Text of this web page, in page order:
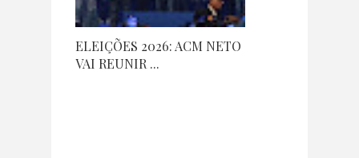
ELEIÇÕES 2026: ACM NETO
VAI REUNIR ...